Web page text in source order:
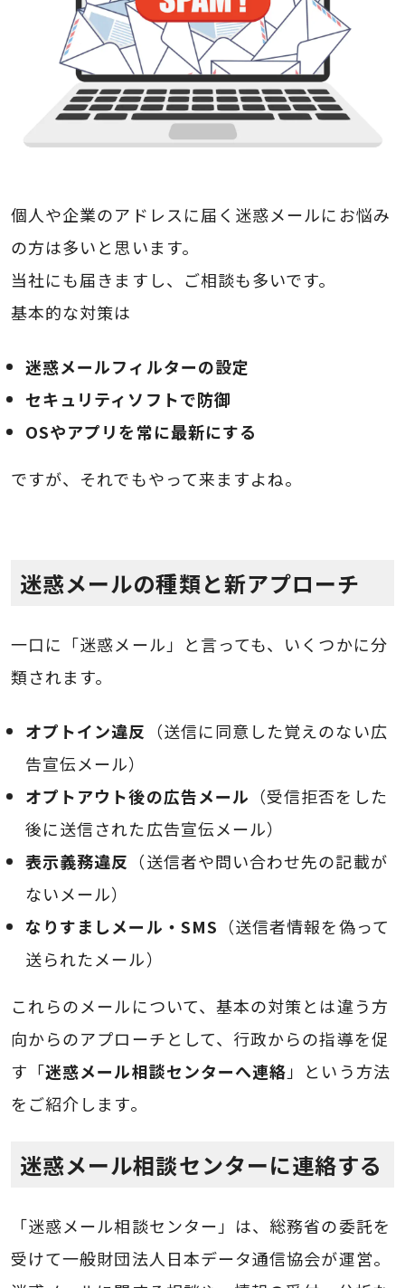
個人や企業のアドレスに届く迷惑メールにお悩み
の方は多いと思います。
当社にも届きますし、ご相談も多いです。
基本的な対策は
迷惑メールフィルターの設定
セキュリティソフトで防御
OSやアプリを常に最新にする
ですが、それでもやって来ますよね。
迷惑メールの種類と新アプローチ
一口に「迷惑メール」と言っても、いくつかに分
類されます。
オプトイン違反 （送信に同意した覚えのない広
告宣伝メール）
オプトアウト後の広告メール （受信拒否をした
後に送信された広告宣伝メール）
表示義務違反 （送信者や問い合わせ先の記載が
ないメール）
なりすましメール・SMS （送信者情報を偽って
送られたメール）
これらのメールについて、基本の対策とは違う方
向からのアプローチとして、行政からの指導を促
す「迷惑メール相談センターへ連絡」という方法
をご紹介します。
迷惑メール相談センターに連絡する
「迷惑メール相談センター」は、総務省の委託を
受けて一般財団法人日本データ通信協会が運営。